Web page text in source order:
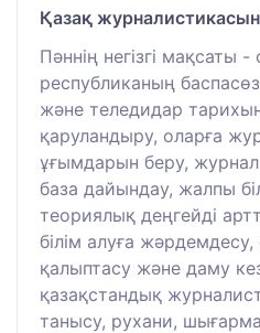
Қазақ
Пәннің негізгі мақсаты -
республиканың
және теледидар
қаруландыру, оларға
ұғымдарын беру,
база дайындау, жалпы
теориялық деңгейді
білім алуға
қалыптасу және даму
қазақстандық
танысу, рухани,